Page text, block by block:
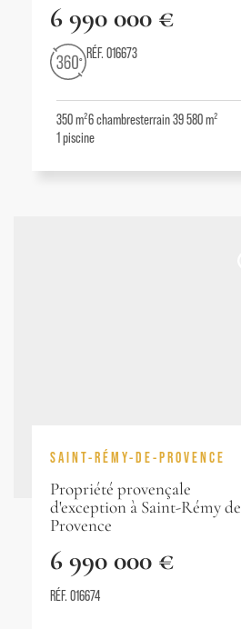
6 990 000 €
RÉF. 016673
350 m²6chambresterrain 39 580 m²
1piscine
SAINT-RÉMY-DE-PROVENCE
Propriété provençale
d'exception à Saint-Rémy de
Provence
6 990 000 €
RÉF. 016674